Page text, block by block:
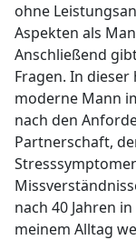
ohne
Aspekten als
Anschließend
Fragen. In
moderne Mann
nach den
Partnerschaft,
nach 40 Jahren
meinem Alltag